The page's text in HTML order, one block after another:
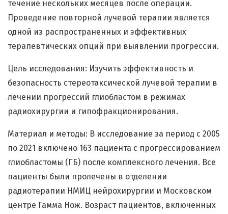
течение нескольких месяцев после операции.
Проведение повторной лучевой терапии является
одной из распространенных и эффективных
терапевтических опций при выявлении прогрессии.
Цель исследования: Изучить эффективность и
безопасность стереотаксической лучевой терапии в
лечении прогрессий глиобластом в режимах
радиохирургии и гипофракционирования.
Материал и методы: В исследование за период с 2005
по 2021 включено 163 пациента с прогрессированием
глиобластомы (ГБ) после комплексного лечения. Все
пациенты были пролечены в отделении
радиотерапии НМИЦ нейрохирургии и Московском
центре Гамма Нож. Возраст пациентов, включенных